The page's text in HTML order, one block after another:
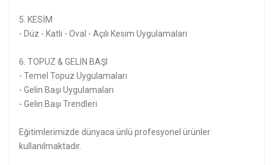
5. KESİM
- Düz - Katlı - Oval - Açılı Kesim Uygulamaları
6. TOPUZ & GELİN BAŞI
- Temel Topuz Uygulamaları
- Gelin Başı Uygulamaları
- Gelin Başı Trendleri
Eğitimlerimizde dünyaca ünlü profesyonel ürünler
kullanılmaktadır.